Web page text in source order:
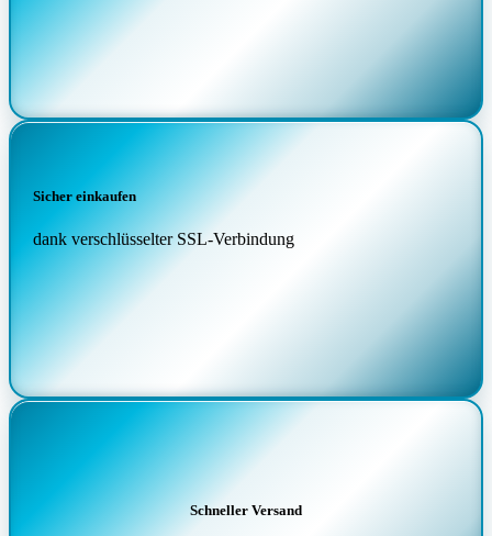
Sicher einkaufen
dank verschlüsselter SSL-Verbindung
Schneller Versand